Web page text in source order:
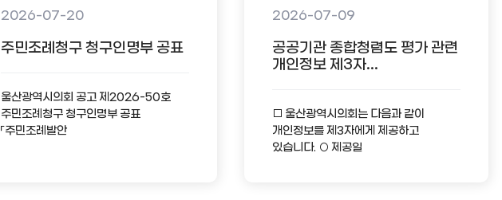
2026-07-20
주민조례청구 청구인명부 공표
울산광역시의회 공고 제2026-50호
주민조례청구 청구인명부 공표
「주민조례발안
2026-07-09
공공기관 종합청렴도 평가 관련
개인정보 제3자...
□ 울산광역시의회는 다음과 같이
개인정보를 제3자에게 제공하고
있습니다. ○ 제공일